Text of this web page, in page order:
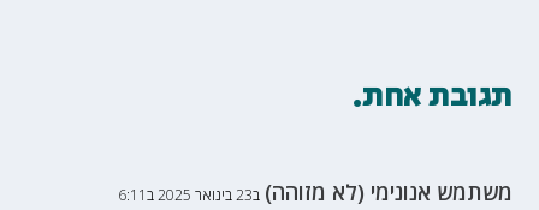
תגובת אחת.
משתמש אנונימי (לא מזוהה) ב23 בינואר 2025 ב6:11